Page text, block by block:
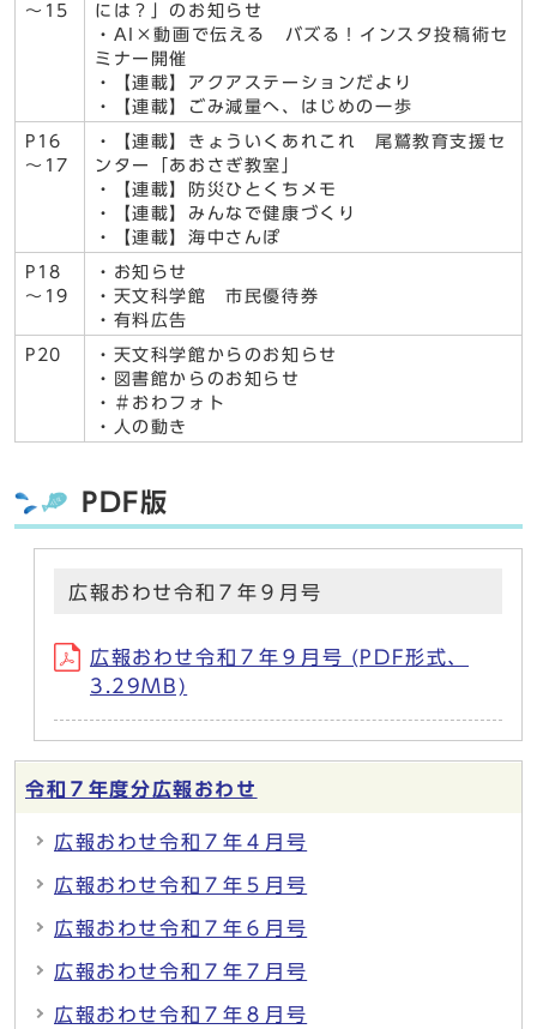
～15
には？」のお知らせ
・AI×動画で伝える バズる！インスタ投稿術セ
ミナー開催
・【連載】アクアステーションだより
・【連載】ごみ減量へ、はじめの一歩
P16
～17
・【連載】きょういくあれこれ 尾鷲教育支援セ
ンター「あおさぎ教室」
・【連載】防災ひとくちメモ
・【連載】みんなで健康づくり
・【連載】海中さんぽ
P18
～19
・お知らせ
・天文科学館 市民優待券
・有料広告
P20
・天文科学館からのお知らせ
・図書館からのお知らせ
・＃おわフォト
・人の動き
PDF版
広報おわせ令和７年９月号
広報おわせ令和７年９月号 (PDF形式、
3.29MB)
令和７年度分広報おわせ
広報おわせ令和７年４月号
広報おわせ令和７年５月号
広報おわせ令和７年６月号
広報おわせ令和７年７月号
広報おわせ令和７年８月号